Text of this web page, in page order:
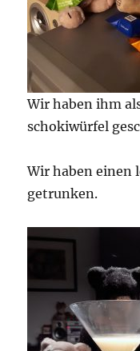
Wir haben ihm
schokiwürfel
Wir haben
getrunken.